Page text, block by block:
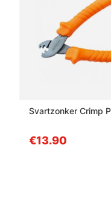
Svartzonker Crimp
€13.90